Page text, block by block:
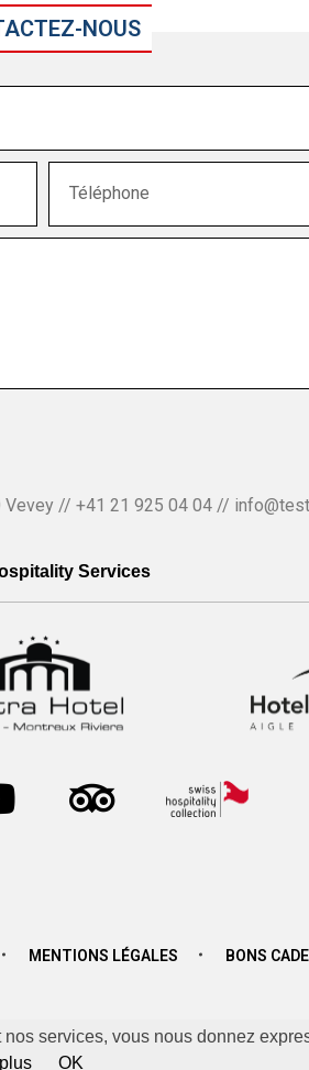
NOUS
Vevey // +41 21 925 04 04 //
Services
MENTIONS LÉGALES BONS
services, vous nous donnez
OK